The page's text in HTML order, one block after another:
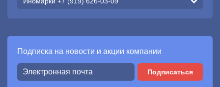
Подписка на новости и акции компании
Подписаться